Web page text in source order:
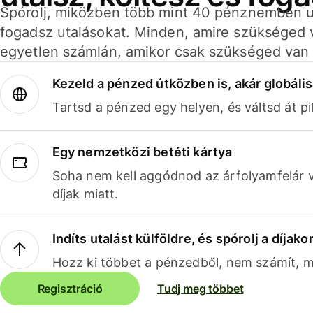
Spórolj, miközben több mint 40 pénznemben
fogadsz utalásokat. Minden, amire szükséged
egyetlen számlán, amikor csak szükséged van
Kezeld a pénzed útközben is, akár
Tartsd a pénzed egy helyen, és váltsd át
Egy nemzetközi betéti kártya
Soha nem kell aggódnod az árfolyamfelár
díjak miatt.
Indíts utalást külföldre, és spórolj a
Hozz ki többet a pénzedből, nem számít,
Regisztráció Tudj meg többet